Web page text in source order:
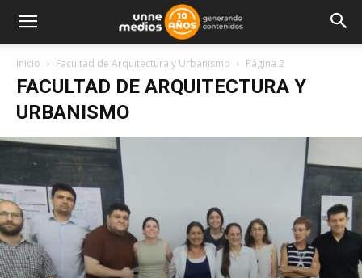
Inicio Facultad de Arquitectura y Urbanismo Página 2
FACULTAD DE ARQUITECTURA Y
URBANISMO